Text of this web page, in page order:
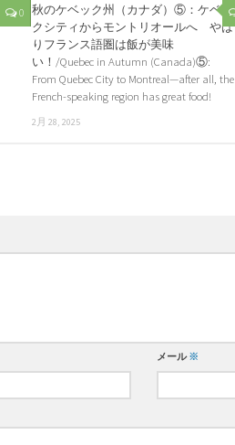
0
秋のケベック州（カナダ）⑤：ケベッ
クシティからモントリオールへ やは
りフランス語圏は飯が美味
い！/Quebec in Autumn (Canada)⑤:
From Quebec City to Montreal—after all, the
French-speaking region has great food!
2月 28, 2025
メール※